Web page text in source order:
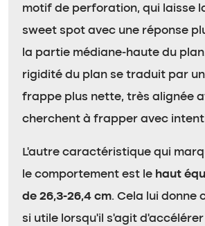
motif de perforation, qui laisse
sweet spot avec une réponse
la partie médiane-haute du
rigidité du plan se traduit par
frappe plus nette, très alignée
cherchent à frapper avec
L’autre caractéristique qui
le comportement est le haut
de 26,3-26,4 cm. Cela lui donne
si utile lorsqu’il s’agit